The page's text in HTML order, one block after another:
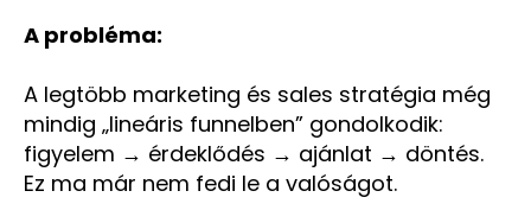
A probléma:
A legtöbb marketing és sales stratégia még
mindig „lineáris funnelben” gondolkodik:
figyelem → érdeklődés → ajánlat → döntés.
Ez ma már nem fedi le a valóságot.